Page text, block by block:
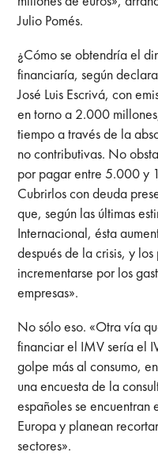
Julio Pomés.
¿Cómo se obtendría el
financiaría, según
José Luis Escrivá, con
en torno a 2.000
tiempo a través de la
no contributivas. No
por pagar entre 5.000 y
Cubrirlos con deuda
que, según las últimas
Internacional, ésta
después de la crisis, y
incrementarse por los
empresas».
No sólo eso. «Otra vía
financiar el IMV sería el
golpe más al consumo,
una encuesta de la
españoles se encuentran
Europa y planean
sectores».